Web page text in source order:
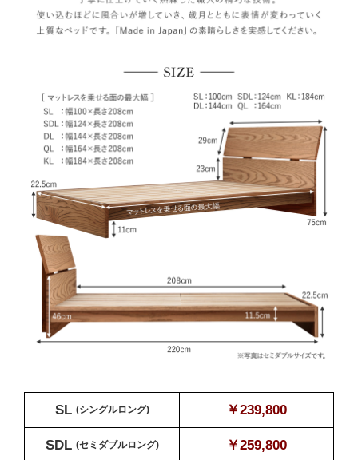
SL (シングルロング) ￥239,800
SDL (セミダブルロング) ￥259,800